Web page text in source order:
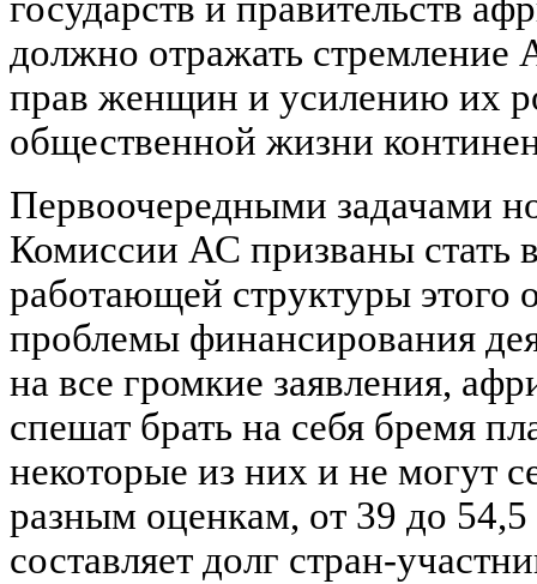
должно отражать
прав женщин и усилению их
общественной жизни
Первоочередными задачами
Комиссии АС призваны стать
работающей структуры этого
проблемы финансирования
на все громкие заявления,
спешат брать на себя бремя
некоторые из них и не могут
разным оценкам, от 39 до
составляет долг стран-